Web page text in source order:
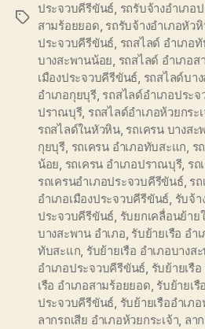
Tags
ประจวบคีรีขันธ์, รถรับจ้างอำเภอ
สามร้อยยอด, รถรับจ้างอำเภอหัว
ประจวบคีรีขันธ์, รถสไลด์ อำเภอ
บางสะพานน้อย, รถสไลด์ อำเภอ
เมืองประจวบคีรีขันธ์, รถสไลด์บา
อำเภอกุยบุรี, รถสไลด์อำเภอประ
ปราณบุรี, รถสไลด์อำเภอห้วยกระ
รถสไลด์ในหัวหิน, รถเครน บางสะ
กุยบุรี, รถเครน อำเภอทับสะแก, ร
น้อย, รถเครน อำเภอปราณบุรี, รถ
รถเครนอำเภอประจวบคีรีขันธ์, ร
อำเภอเมืองประจวบคีรีขันธ์, รับจ้
ประจวบคีรีขันธ์, รับยกเคลื่อนย้าย
บางสะพาน อำเภอ, รับย้ายเรือ อำ
ทับสะแก, รับย้ายเรือ อำเภอบางส
อำเภอประจวบคีรีขันธ์, รับย้ายเรื
เรือ อำเภอสามร้อยยอด, รับย้ายเรื
ประจวบคีรีขันธ์, รับย้ายเรืออำเภ
ลากรถเสีย อำเภอห้วยกระเจ้า, ลา